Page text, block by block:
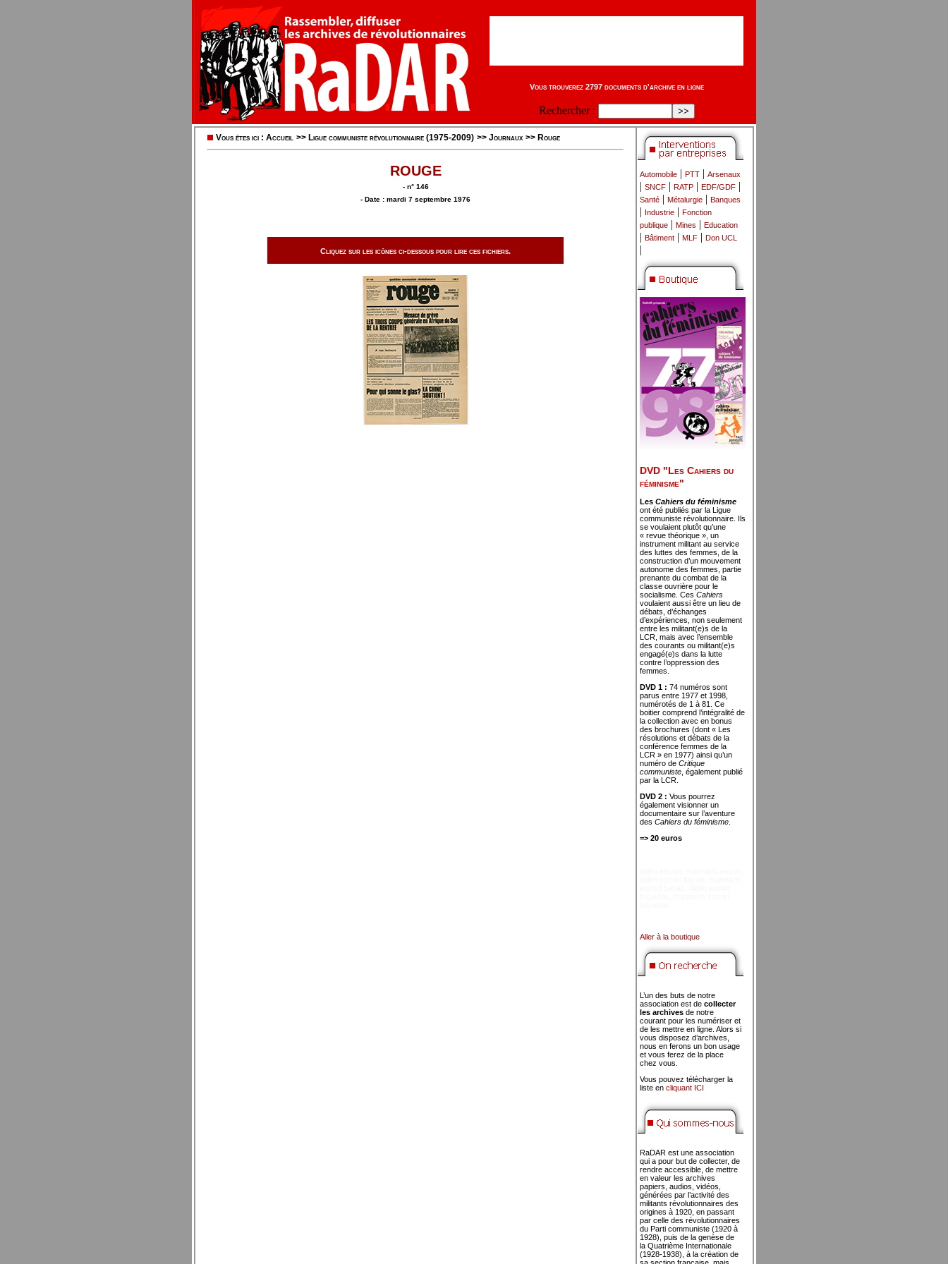
Vous trouverez 2797 documents d'archive en ligne
Rechercher :
Vous êtes ici : Accueil >> Ligue communiste révolutionnaire (1975-2009) >> Journaux >> Rouge
ROUGE
- n° 146
- Date : mardi 7 septembre 1976
Cliquez sur les icônes ci-dessous pour lire ces fichiers.
Automobile | PTT | Arsenaux
| SNCF | RATP | EDF/GDF |
Santé | Métalurgie | Banques
| Industrie | Fonction
publique | Mines | Education
| Bâtiment | MLF | Don UCL
|
DVD "Les Cahiers du
féminisme"
Les Cahiers du féminisme
ont été publiés par la Ligue
communiste révolutionnaire. Ils
se voulaient plutôt qu’une
« revue théorique », un
instrument militant au service
des luttes des femmes, de la
construction d’un mouvement
autonome des femmes, partie
prenante du combat de la
classe ouvrière pour le
socialisme. Ces Cahiers
voulaient aussi être un lieu de
débats, d’échanges
d’expériences, non seulement
entre les militant(e)s de la
LCR, mais avec l’ensemble
des courants ou militant(e)s
engagé(e)s dans la lutte
contre l’oppression des
femmes.
DVD 1 : 74 numéros sont
parus entre 1977 et 1998,
numérotés de 1 à 81. Ce
boitier comprend l’intégralité de
la collection avec en bonus
des brochures (dont « Les
résolutions et débats de la
conférence femmes de la
LCR » en 1977) ainsi qu’un
numéro de Critique
communiste , également publié
par la LCR.
DVD 2 : Vous pourrez
également visionner un
documentaire sur l’aventure
des Cahiers du féminisme
=> 20 euros
Aller à la boutique
L’un des buts de notre
association est de collecter
les archives de notre
courant pour les numériser et
de les mettre en ligne. Alors si
vous disposez d’archives,
nous en ferons un bon usage
et vous ferez de la place
chez vous.
Vous pouvez télécharger la
liste en cliquant ICI
RaDAR est une association
qui a pour but de collecter, de
rendre accessible, de mettre
en valeur les archives
papiers, audios, vidéos,
générées par l’activité des
militants révolutionnaires des
origines à 1920, en passant
par celle des révolutionnaires
du Parti communiste (1920 à
1928), puis de la genèse de
la Quatrième Internationale
(1928-1938), à la création de